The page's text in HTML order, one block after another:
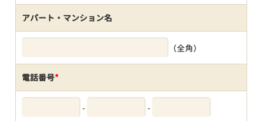
アパート・マンション名
（全角）
電話番号*
- -